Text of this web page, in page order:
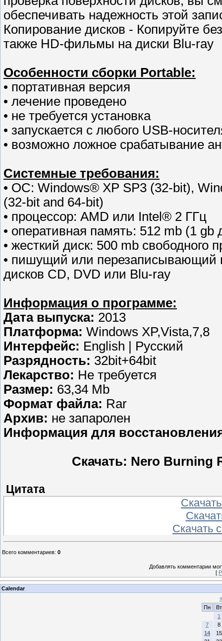
обеспечивать надежность этой
Копирование дисков - Копируйте
также HD-фильмы на диски Blu-ray
Особенности сборки Portable:
• портативная версия
• лечение проведено
• не требуется установка
• запускается с любого USB-
• возможно ложное срабатывание
Системные требования:
• ОС: Windows® XP SP3 (32-bit),
(32-bit and 64-bit)
• процессор: AMD или Intel® 2 ГГц
• оперативная память: 512 mb (1
• жесткий диск: 500 mb свободного
• пишущий или перезаписывающий
дисков CD, DVD или Blu-ray
Информация о программе:
Дата выпуска: 2013
Платформа: Windows XP,Vista,7,8
Интерфейс: English | Русский
Разрядность: 32bit+64bit
Лекарство: Не требуется
Размер: 63,34 Mb
Формат файла: Rar
Aрхив: не запаролен
Информация для
Скачать: Nero Burning
Цитата
Скачать
Всего комментариев: 0
Добавлять комментарии
[
Calendar
«
Пн
Вт
1
7
8
14
15